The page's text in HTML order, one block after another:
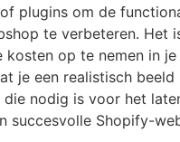
plugins om de
te verbeteren. Het
kosten op te nemen in je
je een realistisch
nodig is voor het
succesvolle Shopify-